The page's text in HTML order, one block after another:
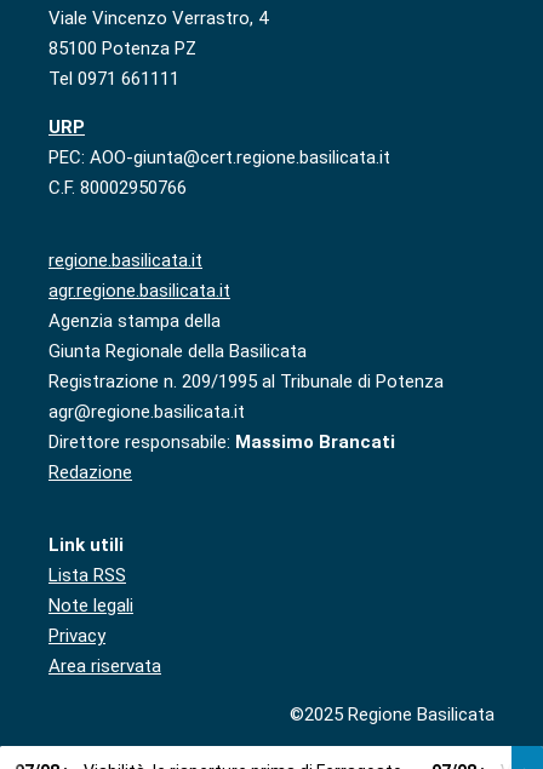
Viale Vincenzo Verrastro, 4
85100 Potenza PZ
Tel 0971 661111
URP
PEC: AOO-giunta@cert.regione.basilicata.it
C.F. 80002950766
regione.basilicata.it
agr.regione.basilicata.it
Agenzia stampa della
Giunta Regionale della Basilicata
Registrazione n. 209/1995 al Tribunale di Potenza
agr@regione.basilicata.it
Direttore responsabile: Massimo Brancati
Redazione
Link utili
Lista RSS
Note legali
Privacy
Area riservata
©2025 Regione Basilicata